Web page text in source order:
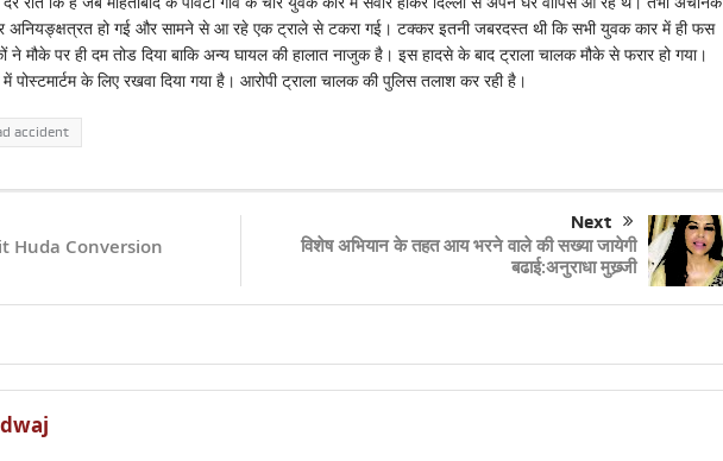
अनियङ्क्षत्रत हो गई और सामने से आ रहे एक ट्राले से टकरा गई। टक्कर इतनी जबरदस्त थी कि सभी युवक कार में ही फस
मौके पर ही दम तोड दिया बाकि अन्य घायल की हालात नाजुक है। इस हादसे के बाद ट्राला चालक मौके से फरार हो गया।
के लिए रखवा दिया गया है। आरोपी ट्राला चालक की पुलिस तलाश कर रही है।
accident
Huda Conversion
Next
विशेष अभियान के तहत आय भरने वाले की सख्या जायेगी
बढाई:अनुराधा मुख्र्जी